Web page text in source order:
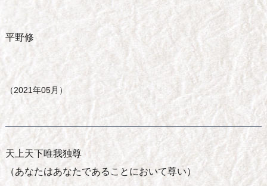
平野修
（2021年05月）
天上天下唯我独尊
（あなたはあなたであることにおいて尊い）